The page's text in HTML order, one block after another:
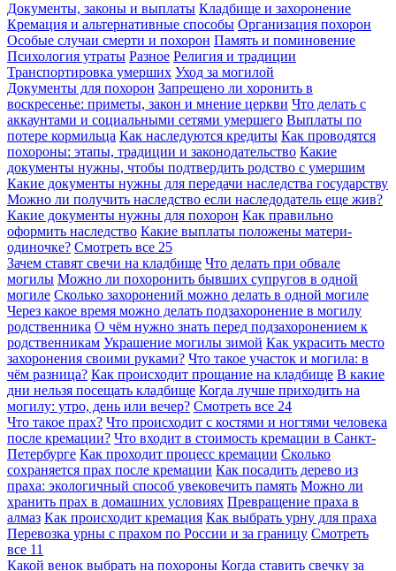
Документы, законы и выплаты Кладбище и захоронение
Кремация и альтернативные способы Организация похорон
Особые случаи смерти и похорон Память и поминовение
Психология утраты Разное Религия и традиции
Транспортировка умерших Уход за могилой
Документы для похорон Запрещено ли хоронить в
воскресенье: приметы, закон и мнение церкви Что делать с
аккаунтами и социальными сетями умершего Выплаты по
потере кормильца Как наследуются кредиты Как проводятся
похороны: этапы, традиции и законодательство Какие
документы нужны, чтобы подтвердить родство с умершим
Какие документы нужны для передачи наследства государству
Можно ли получить наследство если наследодатель еще жив?
Какие документы нужны для похорон Как правильно
оформить наследство Какие выплаты положены матери-
одиночке? Смотреть все 25
Зачем ставят свечи на кладбище Что делать при обвале
могилы Можно ли похоронить бывших супругов в одной
могиле Сколько захоронений можно делать в одной могиле
Через какое время можно делать подзахоронение в могилу
родственника О чём нужно знать перед подзахоронением к
родственникам Украшение могилы зимой Как украсить место
захоронения своими руками? Что такое участок и могила: в
чём разница? Как происходит прощание на кладбище В какие
дни нельзя посещать кладбище Когда лучше приходить на
могилу: утро, день или вечер? Смотреть все 24
Что такое прах? Что происходит с костями и ногтями человека
после кремации? Что входит в стоимость кремации в Санкт-
Петербурге Как проходит процесс кремации Сколько
сохраняется прах после кремации Как посадить дерево из
праха: экологичный способ увековечить память Можно ли
хранить прах в домашних условиях Превращение праха в
алмаз Как происходит кремация Как выбрать урну для праха
Перевозка урны с прахом по России и за границу Смотреть
все 11
Какой венок выбрать на похороны Когда ставить свечку за